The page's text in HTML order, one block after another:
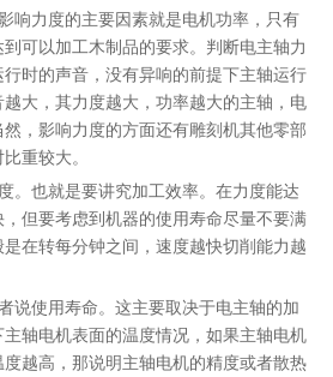
响力度的主要因素就是电机功率，只有
可以加工木制品的要求。判断电主轴力
时的声音，没有异响的前提下主轴运行
大，其力度越大，功率越大的主轴，电
，影响力度的方面还有雕刻机其他零部
重较大。
。也就是要讲究加工效率。在力度能达
但要考虑到机器的使用寿命尽量不要满
在转每分钟之间，速度越快切削能力越
说使用寿命。这主要取决于电主轴的加
轴电机表面的温度情况，如果主轴电机
越高，那说明主轴电机的精度或者散热